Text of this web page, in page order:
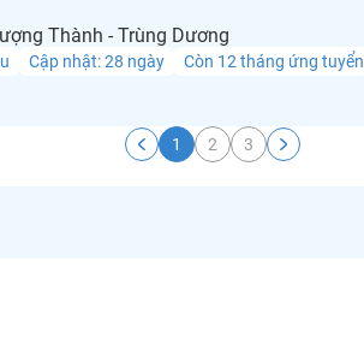
Thành - Trùng Dương
Cập nhật: 28 ngày
Còn 12 tháng ứng tuyển
1 2 3